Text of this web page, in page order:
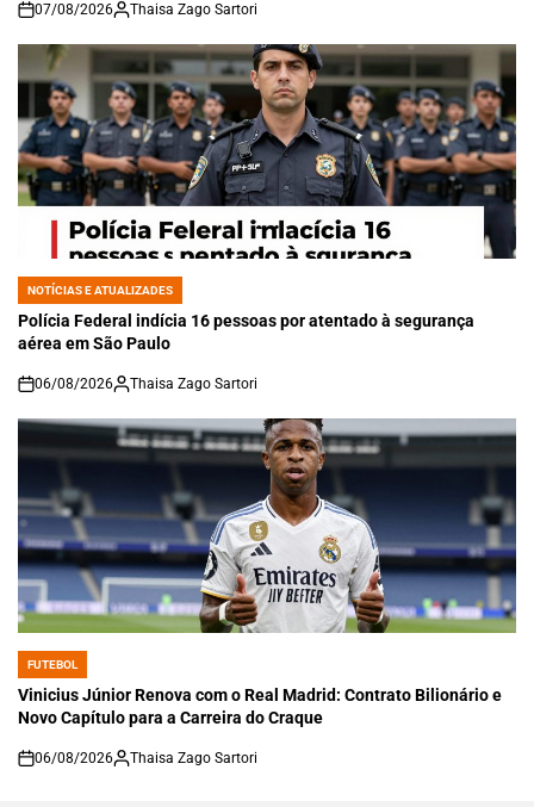
on
07/08/2026 Thaisa Zago Sartori
POSTED
IN
NOTÍCIAS E ATUALIZADES
Polícia Federal indícia 16 pessoas por atentado à segurança
aérea em São Paulo
on
06/08/2026 Thaisa Zago Sartori
POSTED
IN
FUTEBOL
Vinicius Júnior Renova com o Real Madrid: Contrato Bilionário e
Novo Capítulo para a Carreira do Craque
on
06/08/2026 Thaisa Zago Sartori